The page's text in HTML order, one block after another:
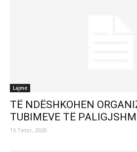
Lajme
TË NDËSHKOHEN
TUBIMEVE TË
15 Tetor, 2020